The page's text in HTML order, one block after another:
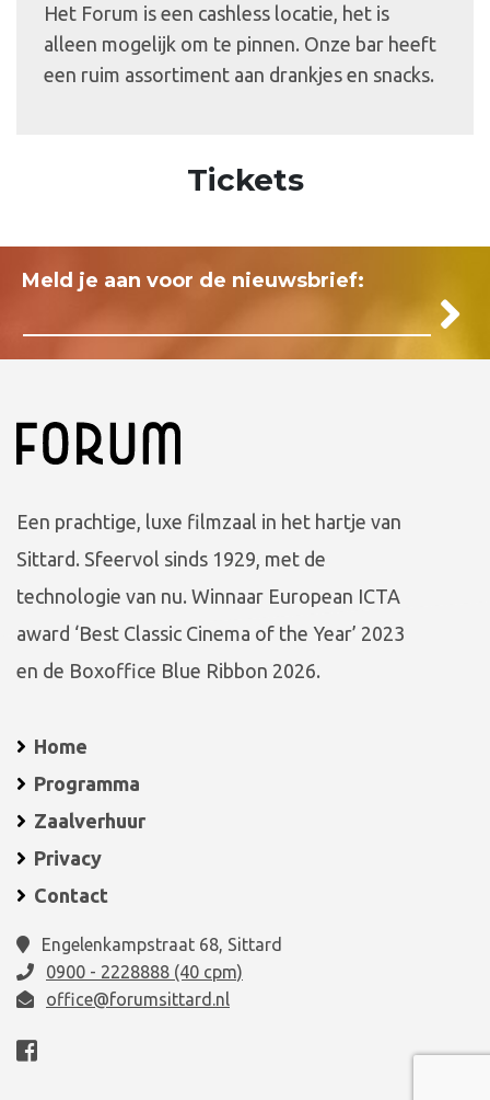
Het Forum is een cashless locatie, het is
alleen mogelijk om te pinnen. Onze bar heeft
een ruim assortiment aan drankjes en snacks.
Tickets
Meld je aan voor de nieuwsbrief:
Een prachtige, luxe filmzaal in het hartje van
Sittard. Sfeervol sinds 1929, met de
technologie van nu. Winnaar European ICTA
award ‘Best Classic Cinema of the Year’ 2023
en de Boxoffice Blue Ribbon 2026.
Home
Programma
Zaalverhuur
Privacy
Contact
Engelenkampstraat 68, Sittard
0900 - 2228888 (40 cpm)
office@forumsittard.nl